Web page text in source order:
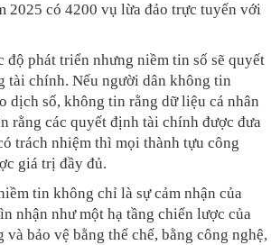
2025 có 4200 vụ lừa đảo trực tuyến với
phát triển nhưng niềm tin số sẽ quyết
tài chính. Nếu người dân không tin
dịch số, không tin rằng dữ liệu cá nhân
rằng các quyết định tài chính được đưa
trách nhiệm thì mọi thành tựu công
giá trị đầy đủ.
tin không chỉ là sự cảm nhận của
nhận như một hạ tầng chiến lược của
bảo vệ bằng thể chế, bằng công nghệ,